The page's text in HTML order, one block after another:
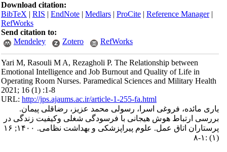
Download citation:
BibTeX|RIS|EndNote|Medlars|ProCite|Reference Manager
RefWorks
Send citation to:
Mendeley
Zotero RefWorks
Yari M, Rasouli M A, Rezagholi P. The Relationship between
Emotional Intelligence and Job Burnout and Quality of Life in
Operating Room Nurses. Paramedical Sciences and Military Health
2021; 16 (1) :1-8
URL:http://jps.ajaums.ac.ir/article-1-255-fa.html
یاری مائده، فروغی اسرا، رسولی محمد عزیز، رضاقلی پیمان.
بررسی ارتباط هوش هیجانی با فرسودگی شغلی وکیفیت زندگی در
پرستاران اتاق عمل. علوم پیراپزشکی و بهداشت نظامی. ۱۴۰۰; ۱۶